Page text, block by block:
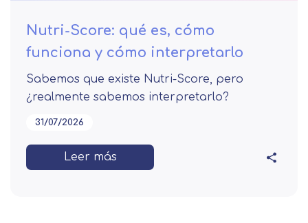
Nutri-Score: qué es, cómo
funciona y cómo interpretarlo
Sabemos que existe Nutri-Score, pero
¿realmente sabemos interpretarlo?
31/07/2026
Leer más